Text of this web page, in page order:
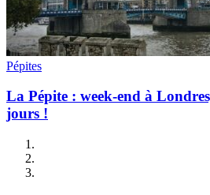
Pépites
La Pépite : week-end à
jours !